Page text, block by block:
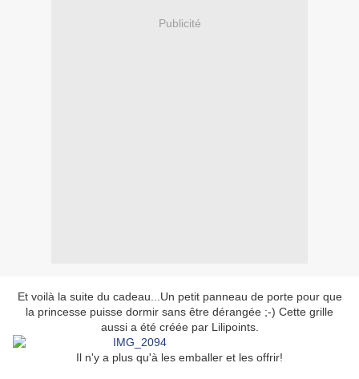
Publicité
Et voilà la suite du cadeau...Un petit panneau de porte pour que
la princesse puisse dormir sans être dérangée ;-) Cette grille
aussi a été créée par Lilipoints.
Il n'y a plus qu'à les emballer et les offrir!